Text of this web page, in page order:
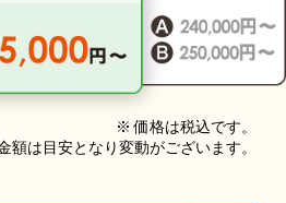
※ 価格は税込です。
額は目安となり変動がございます。